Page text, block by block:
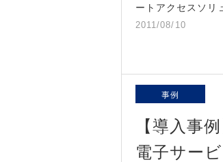
ートアクセスソリ
2011/08/10
事例
【導入事
電子サー